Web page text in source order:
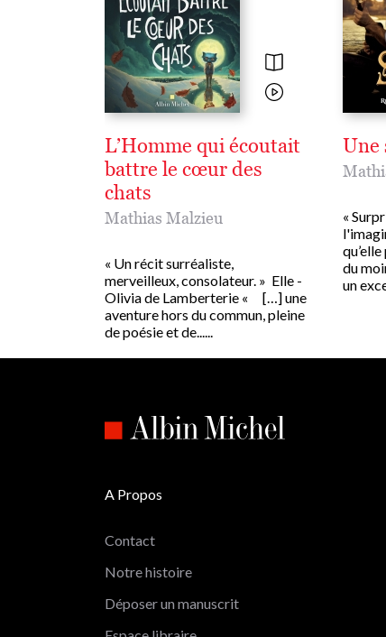
L’Homme qui écoutait
battre le cœur des
chats
Mathias Malzieu
« Un récit surréaliste,
merveilleux, consolateur. » Elle -
Olivia de Lamberterie « […] une
aventure hors du commun, pleine
de poésie et de......
Une
«
du
un
A Propos
Contact
Notre histoire
Déposer un manuscrit